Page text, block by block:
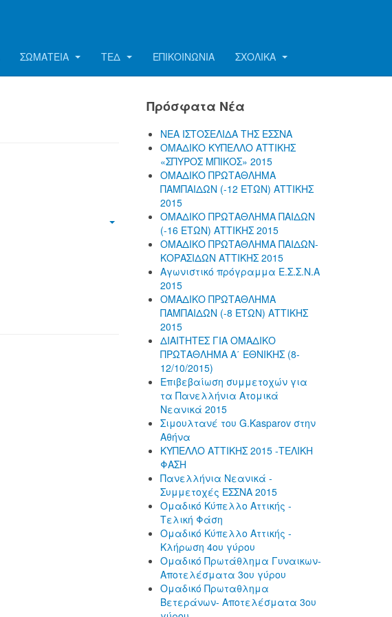
ΣΩΜΑΤΕΊΑ ΤΕΔ ΕΠΙΚΟΙΝΩΝΊΑ ΣΧΟΛΙΚΑ
Πρόσφατα Νέα
ΝΕΑ ΙΣΤΟΣΕΛΙΔΑ ΤΗΣ ΕΣΣΝΑ
ΟΜΑΔΙΚΟ ΚΥΠΕΛΛΟ ΑΤΤΙΚΗΣ
«ΣΠΥΡΟΣ ΜΠΙΚΟΣ» 2015
ΟΜΑΔΙΚΟ ΠΡΩΤΑΘΛΗΜΑ
ΠΑΜΠΑΙΔΩΝ (-12 ΕΤΩΝ) ΑΤΤΙΚΗΣ
2015
ΟΜΑΔΙΚΟ ΠΡΩΤΑΘΛΗΜΑ ΠΑΙΔΩΝ
(-16 ΕΤΩΝ) ΑΤΤΙΚΗΣ 2015
ΟΜΑΔΙΚΟ ΠΡΩΤΑΘΛΗΜΑ ΠΑΙΔΩΝ-
ΚΟΡΑΣΙΔΩΝ ΑΤΤΙΚΗΣ 2015
Αγωνιστικό πρόγραμμα Ε.Σ.Σ.Ν.Α
2015
ΟΜΑΔΙΚΟ ΠΡΩΤΑΘΛΗΜΑ
ΠΑΜΠΑΙΔΩΝ (-8 ΕΤΩΝ) ΑΤΤΙΚΗΣ
2015
ΔΙΑΙΤΗΤΕΣ ΓΙΑ ΟΜΑΔΙΚΟ
ΠΡΩΤΑΘΛΗΜΑ Α΄ ΕΘΝΙΚΗΣ (8-
12/10/2015)
Επιβεβαίωση συμμετοχών για
τα Πανελλήνια Ατομικά
Νεανικά 2015
Σιμουλτανέ του G.Kasparov στην
Αθήνα
ΚΥΠΕΛΛΟ ΑΤΤΙΚΗΣ 2015 -ΤΕΛΙΚΗ
ΦΑΣΗ
Πανελλήνια Νεανικά -
Συμμετοχές ΕΣΣΝΑ 2015
Ομαδικό Κύπελλο Αττικής -
Τελική Φάση
Ομαδικό Κύπελλο Αττικής -
Κλήρωση 4ου γύρου
Ομαδικό Πρωτάθλημα Γυναικων-
Αποτελέσματα 3ου γύρου
Ομαδικό Πρωταθλημα
Βετεράνων- Αποτελέσματα 3ου